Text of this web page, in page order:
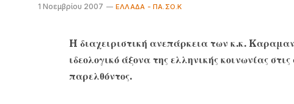
1 Νοεμβρίου 2007 ΕΛΛΆΔΑ - ΠΑ.ΣΟ.Κ
H διαχειριστική ανεπάρκεια των κ.κ.
ιδεολογικό άξονα της ελληνικής κοινωνίας
παρελθόντος.